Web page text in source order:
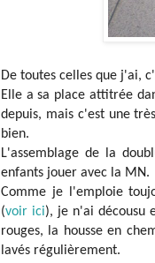
De toutes celles que j'ai,
Elle a sa place attitrée
depuis, mais c'est une
bien.
L'assemblage de la
enfants jouer avec la MN.
Comme je l'emploie
(voir ici), je n'ai décousu
rouges, la housse en
lavés régulièrement.